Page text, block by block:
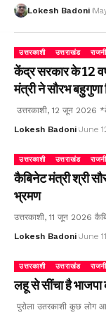
Lokesh Badoni
उत्तरकाशी उत्तराखंड
केंद्र सरकार के 12
मंत्री ने सौरभ बहुगुणा
उत्तरकाशी, 12 जून 2026
Lokesh Badoni June
उत्तरकाशी उत्तराखंड
कैबिनेट मंत्री श्री
भ्रमण
उत्तरकाशी, 11 जून 2026
Lokesh Badoni June
उत्तरकाशी उत्तराखंड
लहू से सींचा है
पुरोला उतरकाशी कुछ लोग